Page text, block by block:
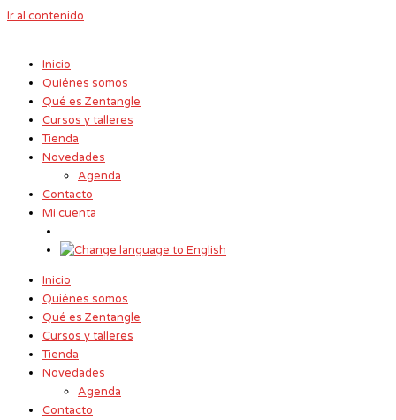
Ir al contenido
Inicio
Quiénes somos
Qué es Zentangle
Cursos y talleres
Tienda
Novedades
Agenda
Contacto
Mi cuenta
Inicio
Quiénes somos
Qué es Zentangle
Cursos y talleres
Tienda
Novedades
Agenda
Contacto